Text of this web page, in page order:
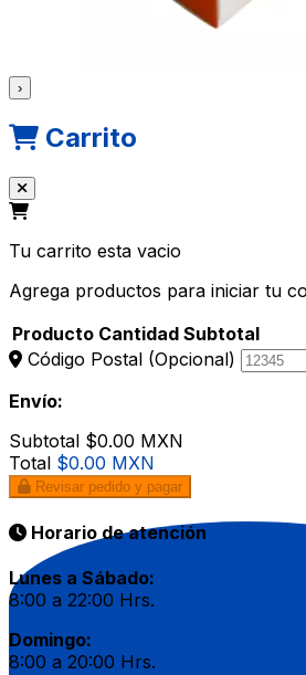
›
Carrito
Tu carrito esta vacio
Agrega productos para iniciar tu
Producto Cantidad Subtotal
Código Postal (Opcional)
Envío:
Subtotal $0.00 MXN
Total $0.00 MXN
Revisar pedido y pagar
Horario de atención
Lunes a Sábado:
8:00 a 22:00 Hrs.
Domingo:
8:00 a 20:00 Hrs.